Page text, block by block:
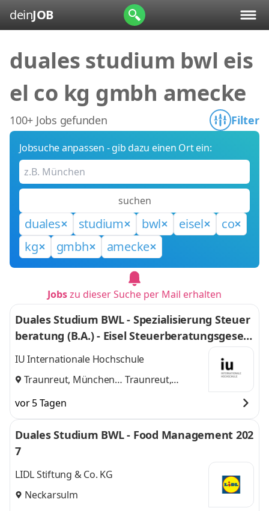
deinJOB
duales studium bwl eis
el co kg gmbh amecke
100+ Jobs gefunden Filter
Jobsuche anpassen - gib dazu einen Ort ein:
suchen
duales studium bwl eisel
co
kg
gmbh amecke
Jobszu dieser Suche per Mail erhalten
Duales Studium BWL - Spezialisierung Steuer
beratung (B.A.) - Eisel Steuerberatungsgesell
schaft mbH & Co. KG
IU Internationale Hochschule
Traunreut, München
Traunreut,
vor 5 Tagen
Duales Studium BWL - Food Management 202
7
LIDL Stiftung & Co. KG
Neckarsulm